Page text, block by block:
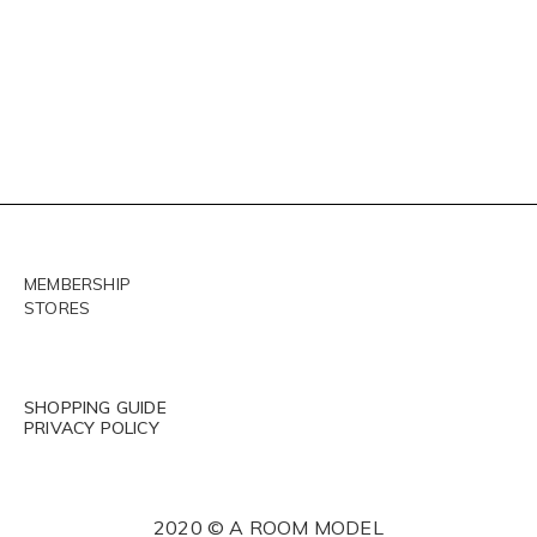
MEMBERSHIP
STORES
SHOPPING GUIDE
PRIVACY POLICY
2020 © A ROOM MODEL